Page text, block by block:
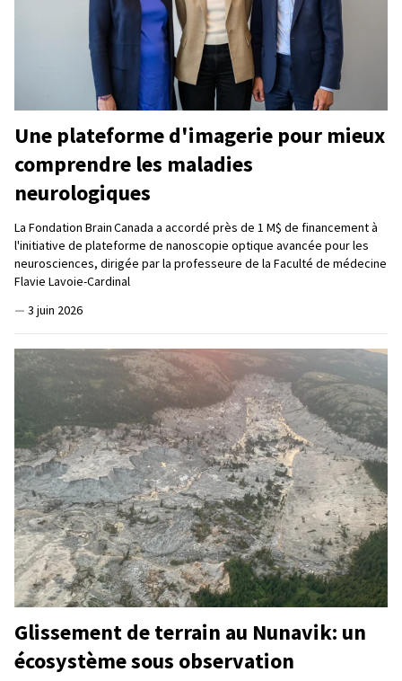
Une plateforme d'imagerie pour mieux
comprendre les maladies
neurologiques
La Fondation Brain Canada a accordé près de 1 M$ de financement à
l'initiative de plateforme de nanoscopie optique avancée pour les
neurosciences, dirigée par la professeure de la Faculté de médecine
Flavie Lavoie-Cardinal
— 3 juin 2026
Glissement de terrain au Nunavik: un
écosystème sous observation